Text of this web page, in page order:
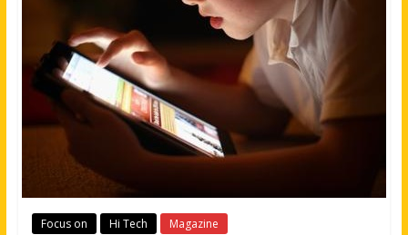
Focus on Hi Tech Magazine